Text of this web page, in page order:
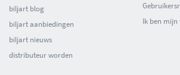
biljart blog
biljart aanbiedingen
biljart nieuws
distributeur worden
Ik ben